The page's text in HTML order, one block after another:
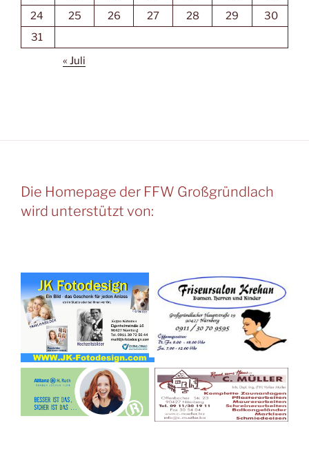
24
25 26 27 28 29
30
31
« Juli
Die Homepage der FFW Großgründlach
wird unterstützt von: